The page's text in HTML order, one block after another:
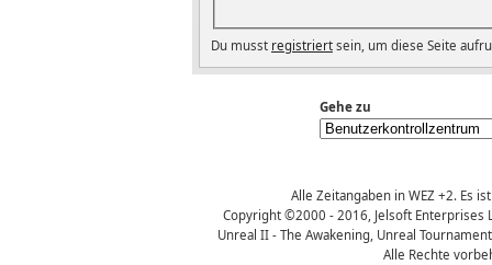
Du musst registriertsein, um diese Seite
Gehe zu
Alle Zeitangaben in WEZ +2. Es
Copyright ©2000 - 2016, Jelsoft Enterprises
Unreal II - The Awakening, Unreal
Alle Rechte